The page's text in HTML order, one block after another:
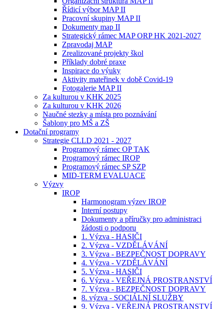
Řídicí výbor MAP II
Pracovní skupiny MAP II
Dokumenty map II
Strategický rámec MAP ORP HK 2021-2027
Zpravodaj MAP
Zrealizované projekty škol
Příklady dobré praxe
Inspirace do výuky
Aktivity mateřinek v době Covid-19
Fotogalerie MAP II
Za kulturou v KHK 2025
Za kulturou v KHK 2026
Naučné stezky a místa pro poznávání
Šablony pro MŠ a ZŠ
Dotační programy
Strategie CLLD 2021 - 2027
Programový rámec OP TAK
Programový rámec IROP
Programový rámec SP SZP
MID-TERM EVALUACE
Výzvy
IROP
Harmonogram výzev IROP
Interní postupy
Dokumenty a příručky pro administraci
žádosti o podporu
1. Výzva - HASIČI
2. Výzva - VZDĚLÁVÁNÍ
3. Výzva - BEZPEČNOST DOPRAVY
4. Výzva - VZDĚLÁVÁNÍ
5. Výzva - HASIČI
6. Výzva - VEŘEJNÁ PROSTRANSTVÍ
7. Výzva - BEZPEČNOST DOPRAVY
8. výzva - SOCIÁLNÍ SLUŽBY
9. Výzva - VEŘEJNÁ PROSTRANSTVÍ